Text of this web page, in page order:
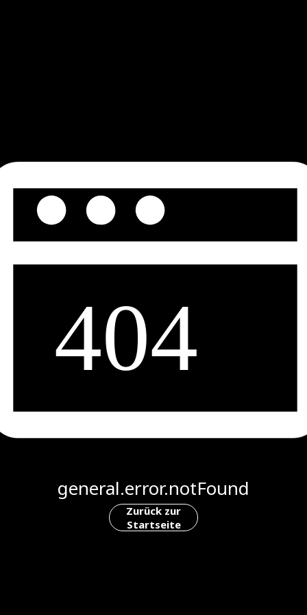
general.error.notFound
Zurück zur
Startseite